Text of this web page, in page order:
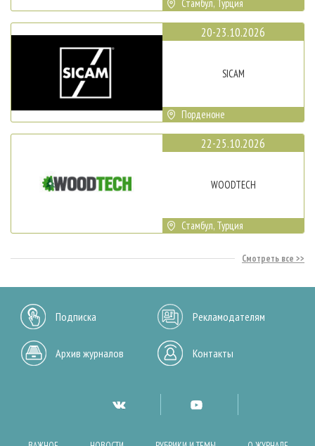
Стамбул, Турция
20-23.10.2026
SICAM
Порденоне
22-25.10.2026
WOODTECH
Стамбул, Турция
Смотреть все
Подписка Рекламодателям
Архив журналов Контакты